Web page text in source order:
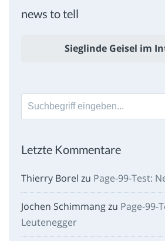
news to tell
Sieglinde Geisel im
Suche
nach:
Letzte Kommentare
Thierry Borel zu Page-99-Test:
Jochen Schimmangzu Page-99-
Leutenegger